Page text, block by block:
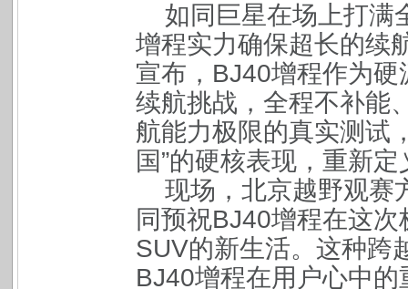
如同巨星在场上打满
增程实力确保超长的续
宣布，BJ40增程作为
续航挑战，全程不补能
航能力极限的真实测试
国”的硬核表现，重新
现场，北京越野观赛
同预祝BJ40增程在这
SUV的新生活。这种跨
BJ40增程在用户心中